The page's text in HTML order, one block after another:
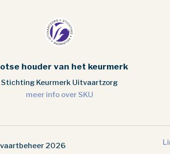
houder van het keurmerk
Stichting Keurmerk Uitvaartzorg
meer info over SKU
2026